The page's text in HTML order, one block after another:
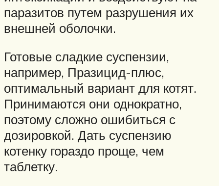
паразитов путем разрушения их
внешней оболочки.
Готовые сладкие суспензии,
например, Празицид-плюс,
оптимальный вариант для котят.
Принимаются они однократно,
поэтому сложно ошибиться с
дозировкой. Дать суспензию
котенку гораздо проще, чем
таблетку.